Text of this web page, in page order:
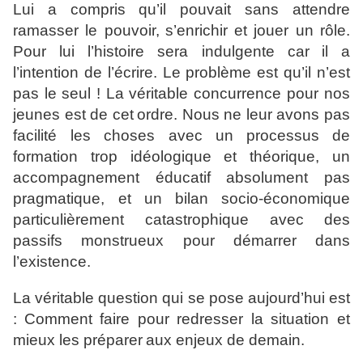
Lui a compris qu’il pouvait sans attendre
ramasser le pouvoir, s’enrichir et jouer un rôle.
Pour lui l’histoire sera indulgente car
il a
l’intention de l’écrire. Le problème est qu’il n’est
pas le seul ! La véritable concurrence pour nos
jeunes est de cet ordre. Nous ne leur avons pas
facilité les choses avec un
processus de
formation trop idéologique et théorique, un
accompagnement éducatif absolument pas
pragmatique, et un
bilan socio-économique
particulièrement catastrophique avec
des
passifs monstrueux pour démarrer dans
l’existence.
La véritable question qui se pose aujourd’hui est
: Comment faire pour redresser la situation et
mieux les prépareraux enjeux de demain.